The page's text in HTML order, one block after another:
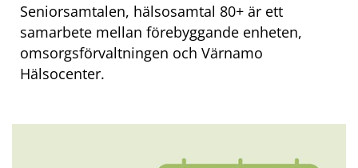
Seniorsamtalen, hälsosamtal 80+ är ett
samarbete mellan förebyggande enheten,
omsorgsförvaltningen och Värnamo
Hälsocenter.